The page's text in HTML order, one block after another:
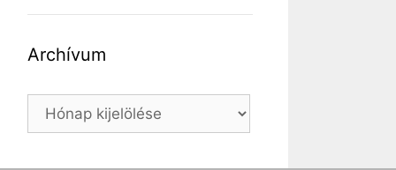
Archívum
Archívum